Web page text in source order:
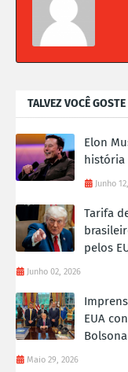
TALVEZ VOCÊ
Elon
história
Junho
Tarifa
pelos
Junho 02, 2026
EUA
Maio 29, 2026